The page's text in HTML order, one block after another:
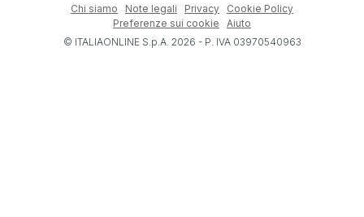
Chi siamo Note legali Privacy
Cookie Policy
Preferenze sui cookie
Aiuto
© ITALIAONLINE S.p.A. 2026 - P. IVA 03970540963